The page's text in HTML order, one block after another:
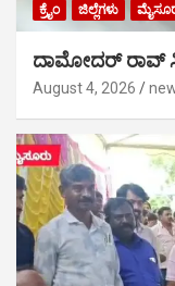
ಕ್ರೈಂ ಜಿಲ್ಲೆಗಳು
ದಾಮೋದರ್ ರಾವ್
August 4, 2026